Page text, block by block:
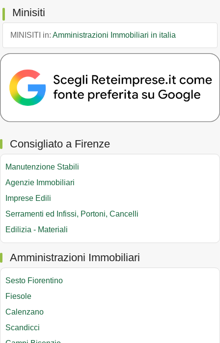
Minisiti
MINISITI in: Amministrazioni Immobiliari in italia
Consigliato a Firenze
Manutenzione Stabili
Agenzie Immobiliari
Imprese Edili
Serramenti ed Infissi, Portoni, Cancelli
Edilizia - Materiali
Amministrazioni Immobiliari
Sesto Fiorentino
Fiesole
Calenzano
Scandicci